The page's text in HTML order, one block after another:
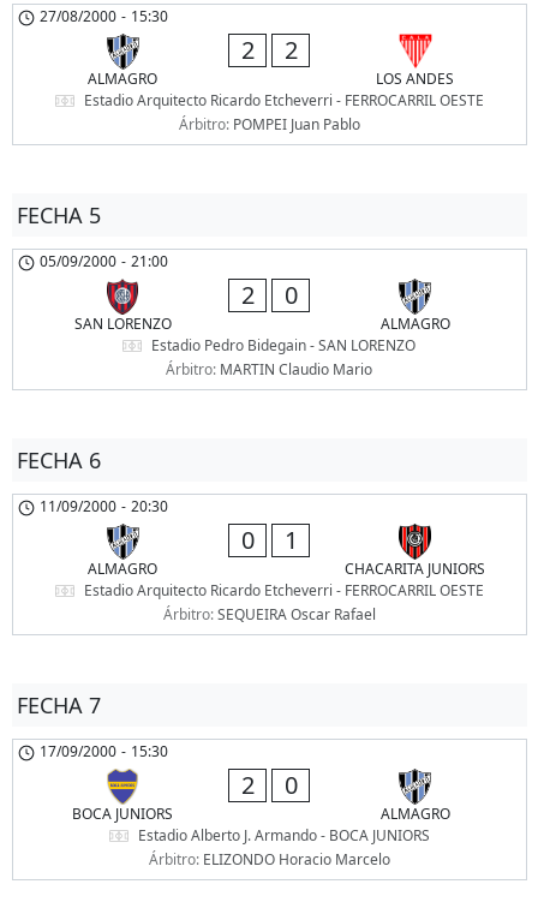
27/08/2000 - 15:30
ALMAGRO
2 2
LOS ANDES
Estadio Arquitecto Ricardo Etcheverri - FERROCARRIL OESTE
Árbitro: POMPEI Juan Pablo
FECHA 5
05/09/2000 - 21:00
SAN LORENZO
2 0
ALMAGRO
Estadio Pedro Bidegain - SAN LORENZO
Árbitro: MARTIN Claudio Mario
FECHA 6
11/09/2000 - 20:30
ALMAGRO
0 1
CHACARITA JUNIORS
Estadio Arquitecto Ricardo Etcheverri - FERROCARRIL OESTE
Árbitro:SEQUEIRA Oscar Rafael
FECHA 7
17/09/2000 - 15:30
BOCA JUNIORS
2 0
ALMAGRO
Estadio Alberto J. Armando - BOCA JUNIORS
Árbitro: ELIZONDO Horacio Marcelo